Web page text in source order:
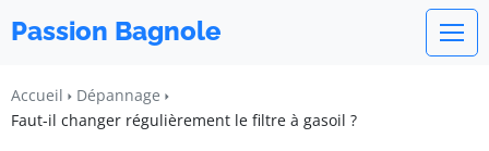
Passion Bagnole
Accueil
Dépannage
Faut-il changer régulièrement le filtre à gasoil ?